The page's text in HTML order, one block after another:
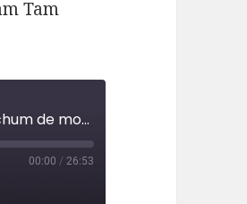
Tam
Épisode 27 - Courrier du cœur - le nouveau chum de mon amie
00:00 / 26:53